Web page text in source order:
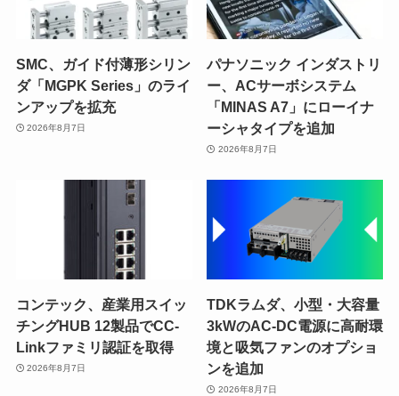
SMC、ガイド付薄形シリン
ダ「MGPK Series」のライ
ンアップを拡充
2026年8月7日
パナソニック インダストリ
ー、ACサーボシステム
「MINAS A7」にローイナ
ーシャタイプを追加
2026年8月7日
コンテック、産業用スイッ
チングHUB 12製品でCC-
Linkファミリ認証を取得
2026年8月7日
TDKラムダ、小型・大容量
3kWのAC-DC電源に高耐環
境と吸気ファンのオプショ
ンを追加
2026年8月7日